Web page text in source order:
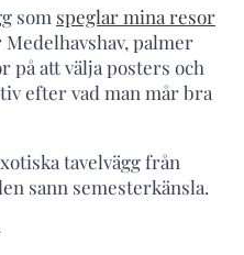
som speglar mina resor
palmer
på att välja posters och
efter vad man mår bra
tavelvägg från
sann semesterkänsla.